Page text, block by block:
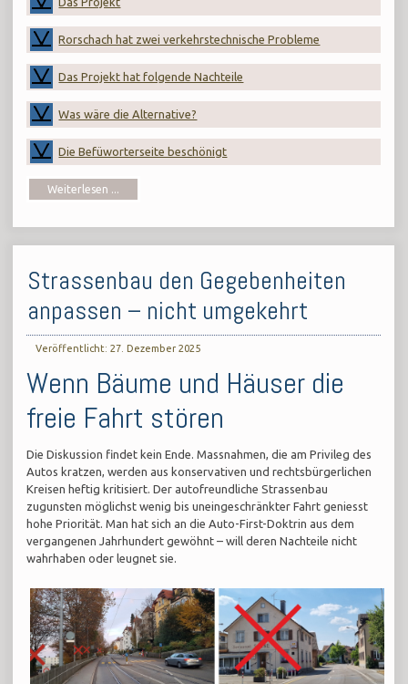
Rorschach hat zwei verkehrstechnische Probleme
Das Projekt hat folgende Nachteile
Was wäre die Alternative?
Die Befüworterseite beschönigt
Weiterlesen ...
Strassenbau den Gegebenheiten
anpassen – nicht umgekehrt
Veröffentlicht: 27. Dezember 2025
Wenn Bäume und Häuser die
freie Fahrt stören
Die Diskussion findet kein Ende. Massnahmen, die am Privileg des
Autos kratzen, werden aus konservativen und rechtsbürgerlichen
Kreisen heftig kritisiert. Der autofreundliche Strassenbau
zugunsten möglichst wenig bis uneingeschränkter Fahrt geniesst
hohe Priorität. Man hat sich an die Auto-First-Doktrin aus dem
vergangenen Jahrhundert gewöhnt – will deren Nachteile nicht
wahrhaben oder leugnet sie.